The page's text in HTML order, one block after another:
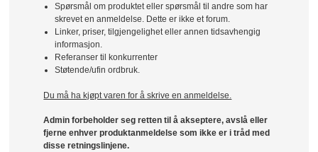
Spørsmål om produktet eller spørsmål til andre som har
skrevet en anmeldelse. Dette er ikke et forum.
Linker, priser, tilgjengelighet eller annen tidsavhengig
informasjon.
Referanser til konkurrenter
Støtende/ufin ordbruk.
Du må ha kjøpt varen for å skrive en anmeldelse.
Admin forbeholder seg retten til å akseptere, avslå eller
fjerne enhver produktanmeldelse som ikke er i tråd med
disse retningslinjene.